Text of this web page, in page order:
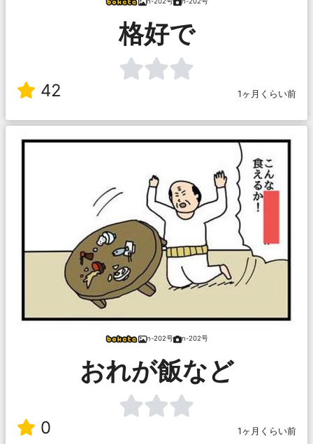
格好で
42 1ヶ月くらい前
n-202号 n-202号
おれが飯など
0 1ヶ月くらい前